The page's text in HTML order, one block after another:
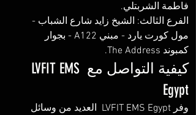
فاطمة الشربتلي.
الفرع الثالث: الشيخ زايد شارع الشباب -
مول كورت يارد - مبني A122 - بجوار
كمبوند The Address.
كيفية التواصل مع LVFIT EMS
Egypt
وفر LVFIT EMS Egypt  العديد من وسائل